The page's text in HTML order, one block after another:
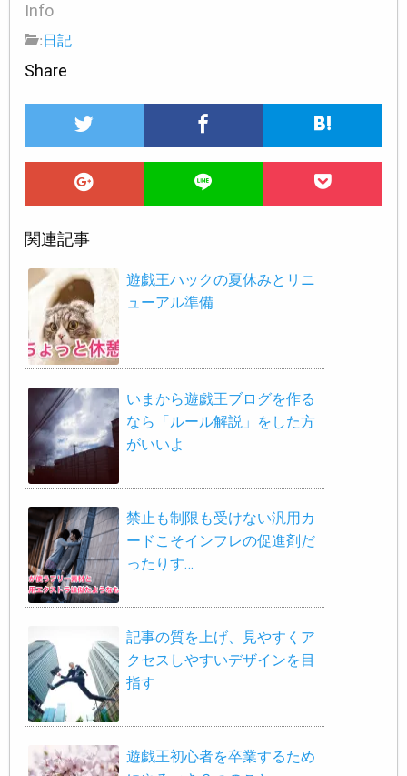
Info
:日記
Share
関連記事
遊戯王ハックの夏休みとリニ
ューアル準備
いまから遊戯王ブログを作る
なら「ルール解説」をした方
がいいよ
禁止も制限も受けない汎用カ
ードこそインフレの促進剤だ
ったりす…
記事の質を上げ、見やすくア
クセスしやすいデザインを目
指す
遊戯王初心者を卒業するため